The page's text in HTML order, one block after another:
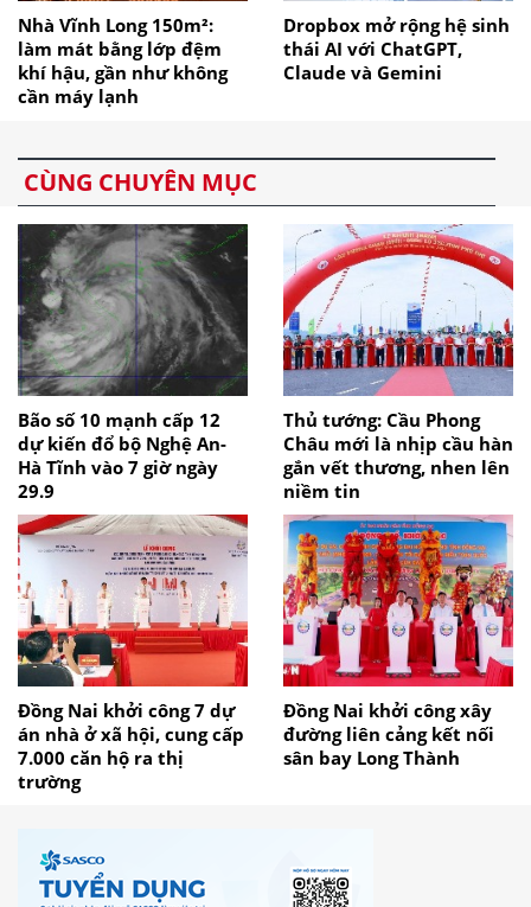
Nhà Vĩnh Long 150m²:
làm mát bằng lớp đệm
khí hậu, gần như không
cần máy lạnh
Dropbox mở rộng hệ sinh
thái AI với ChatGPT,
Claude và Gemini
CÙNG CHUYÊN MỤC
Bão số 10 mạnh cấp 12
dự kiến đổ bộ Nghệ An-
Hà Tĩnh vào 7 giờ ngày
29.9
Thủ tướng: Cầu Phong
Châu mới là nhịp cầu hàn
gắn vết thương, nhen lên
niềm tin
Đồng Nai khởi công 7 dự
án nhà ở xã hội, cung cấp
7.000 căn hộ ra thị
trường
Đồng Nai khởi công xây
đường liên cảng kết nối
sân bay Long Thành